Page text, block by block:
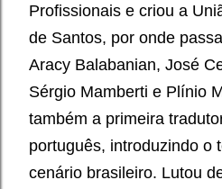
Profissionais e criou a
de Santos, por onde
Aracy Balabanian, José
Sérgio Mamberti e Plínio
também a primeira
português, introduzindo o
cenário brasileiro. Lutou